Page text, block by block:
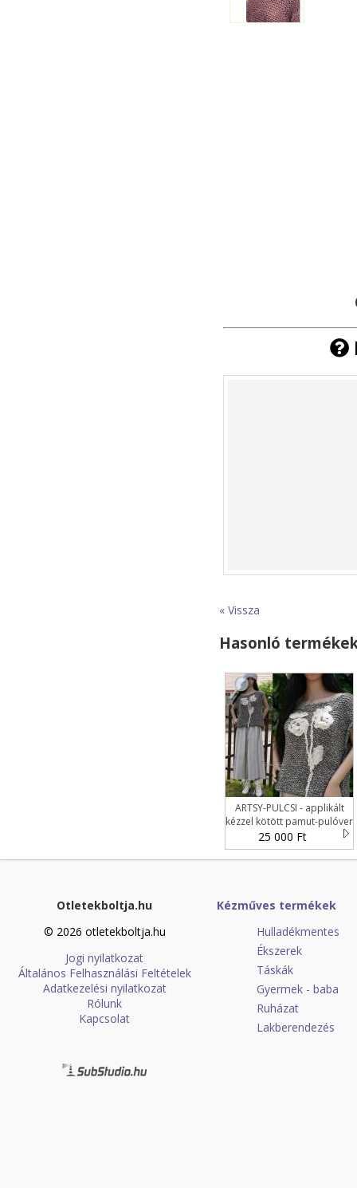
« Vissza
Hasonló
ARTSY-PULCSI - applikált
kézzel kötött pamut-pulóver
/ taupe
25 000 Ft
Otletekboltja.hu
© 2026 otletekboltja.hu
Jogi nyilatkozat
Általános Felhasználási Feltételek
Adatkezelési nyilatkozat
Rólunk
Kapcsolat
Kézműves termékek
Hulladékmentes
Ékszerek
Táskák
Gyermek - baba
Ruházat
Lakberendezés